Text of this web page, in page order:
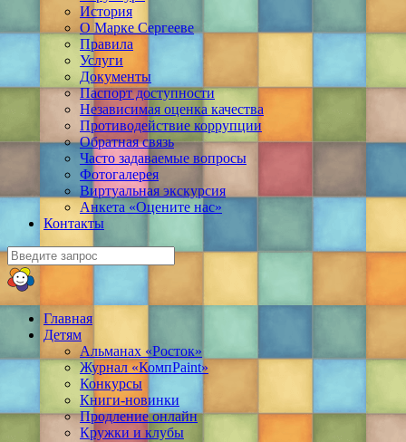
История
О Марке Сергееве
Правила
Услуги
Документы
Паспорт доступности
Независимая оценка качества
Противодействие коррупции
Обратная связь
Часто задаваемые вопросы
Фотогалерея
Виртуальная экскурсия
Анкета «Оцените нас»
Контакты
Главная
Детям
Альманах «Росток»
Журнал «КомпPaint»
Конкурсы
Книги-новинки
Продление онлайн
Кружки и клубы